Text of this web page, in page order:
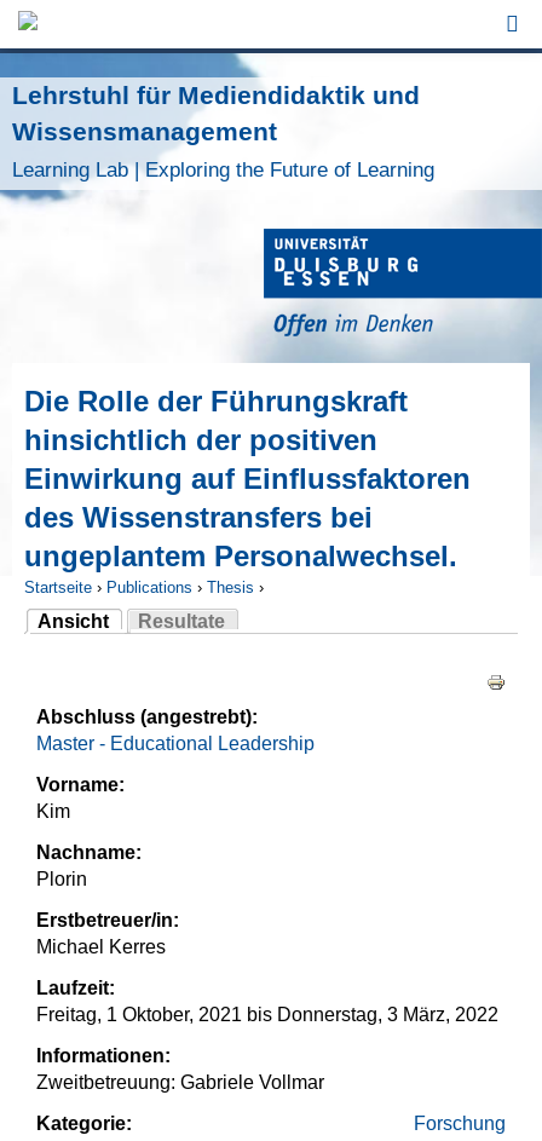
Jump to Navigation
Lehrstuhl für Mediendidaktik und
Wissensmanagement
Learning Lab | Exploring the Future of Learning
Die Rolle der Führungskraft
hinsichtlich der positiven
Einwirkung auf Einflussfaktoren
des Wissenstransfers bei
ungeplantem Personalwechsel.
Sie sind hier
Startseite › Publications › Thesis ›
Ansicht
(aktiver Reiter)
Resultate
Abschluss (angestrebt):
Master - Educational Leadership
Vorname:
Kim
Nachname:
Plorin
Erstbetreuer/in:
Michael Kerres
Laufzeit:
Freitag, 1 Oktober, 2021 bis Donnerstag, 3 März, 2022
Informationen:
Zweitbetreuung: Gabriele Vollmar
Kategorie:
Forschung